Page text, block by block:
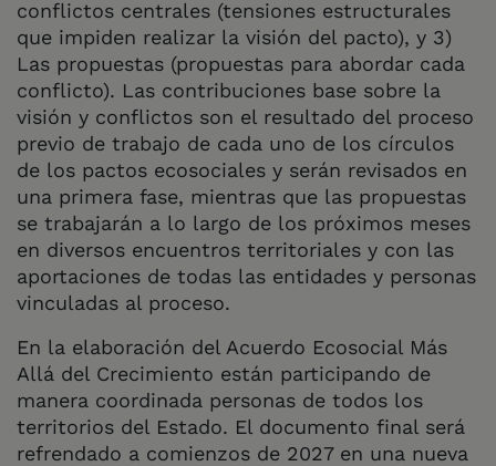
conflictos centrales (tensiones estructurales
que impiden realizar la visión del pacto), y 3)
Las propuestas (propuestas para abordar cada
conflicto). Las contribuciones base sobre la
visión y conflictos son el resultado del proceso
previo de trabajo de cada uno de los círculos
de los pactos ecosociales y serán revisados en
una primera fase, mientras que las propuestas
se trabajarán a lo largo de los próximos meses
en diversos encuentros territoriales y con las
aportaciones de todas las entidades y personas
vinculadas al proceso.
En la elaboración del Acuerdo Ecosocial Más
Allá del Crecimiento están participando de
manera coordinada personas de todos los
territorios del Estado. El documento final será
refrendado a comienzos de 2027 en una nueva